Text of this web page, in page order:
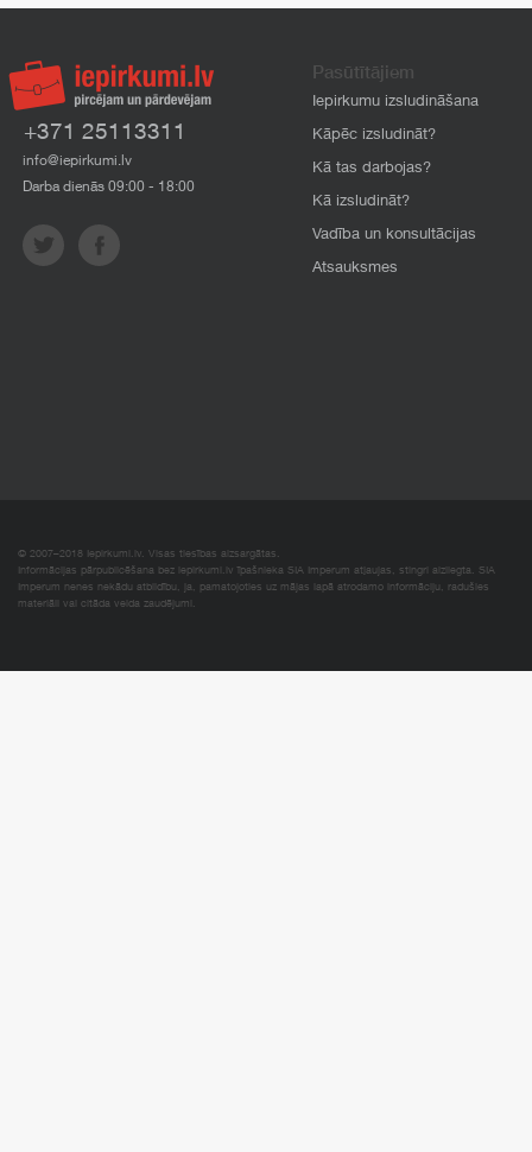
+371 25113311
info@iepirkumi.lv
Darba dienās 09:00 - 18:00
Pasūtītājiem
Iepirkumu izsludināšana
Kāpēc izsludināt?
Kā tas darbojas?
Kā izsludināt?
Vadība un konsultācijas
Atsauksmes
© 2007–2018 Iepirkumi.lv. Visas tiesības aizsargātas.
Informācijas pārpublicēšana bez iepirkumi.lv īpašnieka SIA Imperum atļaujas, stingri aizliegta. SIA
Imperum nenes nekādu atbildību, ja, pamatojoties uz mājas lapā atrodamo informāciju, radušies
materiāli vai citāda veida zaudējumi.